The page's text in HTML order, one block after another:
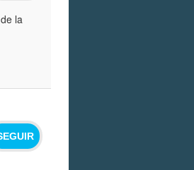
la